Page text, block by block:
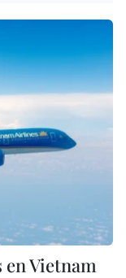
en Vietnam